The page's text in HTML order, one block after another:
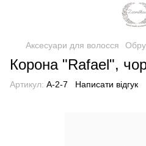
Аксесуари для волосся
Корона "Rafael",
Артикул: A-2-7 Написати відгук